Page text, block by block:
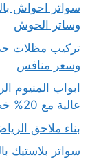
سواتر احواش
وساتر الحوش
تركيب مظلات
وسعر منافس
ابواب المنيوم
عالية مع 20% خصم
بناء ملاحق
سواتر بلاستيك